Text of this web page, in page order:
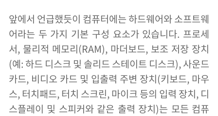
앞에서 언급했듯이 컴퓨터에는 하드웨어와 소프트웨
어라는 두 가지 기본 구성 요소가 있습니다. 프로세
서, 물리적 메모리(RAM), 마더보드, 보조 저장 장치
(예: 하드 디스크 및 솔리드 스테이트 디스크), 사운드
카드, 비디오 카드 및 입출력 주변 장치(키보드, 마우
스, 터치패드, 터치 스크린, 마이크 등의 입력 장치, 디
스플레이 및 스피커와 같은 출력 장치)는 모든 컴퓨